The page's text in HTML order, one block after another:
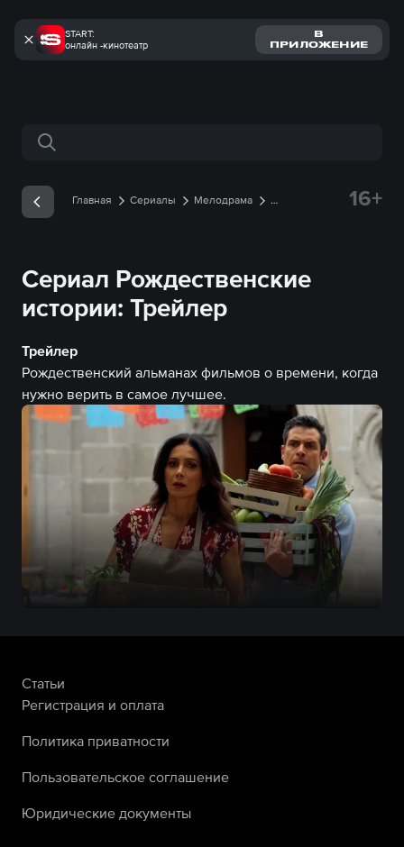
START:
онлайн -кинотеатр
В
ПРИЛОЖЕНИЕ
Поиск по сайту
Главная Сериалы
Мелодрама
16+
Сериал Рождественские
истории: Трейлер
Трейлер
Рождественский альманах фильмов о времени, когда
нужно верить в самое лучшее.
Статьи
Регистрация и оплата
Политика приватности
Пользовательское соглашение
Юридические документы